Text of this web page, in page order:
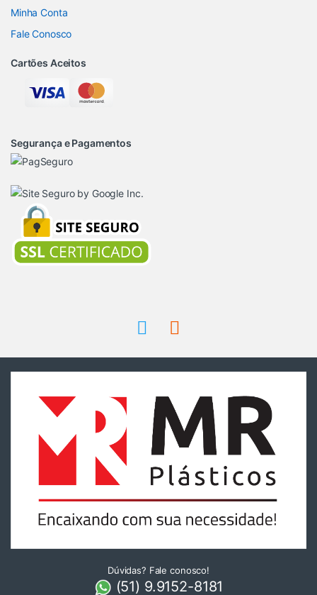
Minha Conta
Fale Conosco
Cartões Aceitos
Segurança e Pagamentos
Dúvidas? Fale conosco!
(51) 9.9152-8181